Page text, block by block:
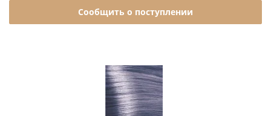
Сообщить о поступлении